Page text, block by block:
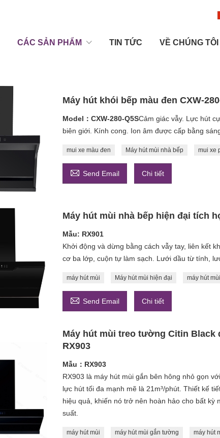
CÁC SẢN PHẨM TIN TỨC VỀ CHÚNG TÔI
Máy hút khói bếp màu đen CXW-
Model：CXW-280-Q5SCảm giác vẫy. Lực hút
biên giới. Kính cong. Ion âm được cấp bằng
mui xe màu đen Máy hút mùi nhà bếp mui xe
 Send Email Chi tiết
Máy hút mùi nhà bếp hiện đại tích
Mẫu: RX901
Khởi động và dừng bằng cách vẫy tay, liên kết
cơ ba lớp, cuộn tự làm sạch. Lưới dầu từ tính,
máy hút mùi Máy hút mùi hiện đại máy hút
 Send Email Chi tiết
Máy hút mùi treo tường Citin Black
RX903
Mẫu：RX903
RX903 là máy hút mùi gắn bên hông nhỏ gọn
lực hút tối đa mạnh mẽ là 21m³/phút. Thiết kế
hiệu quả, khiến nó trở nên hoàn hảo cho bất
suất.
máy hút mùi máy hút mùi gắn tường máy hút